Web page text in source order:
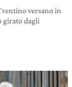
versano in
girato dagli